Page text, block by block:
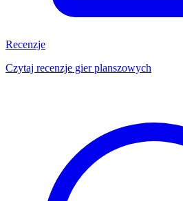
Recenzje
Czytaj recenzje gier planszowych